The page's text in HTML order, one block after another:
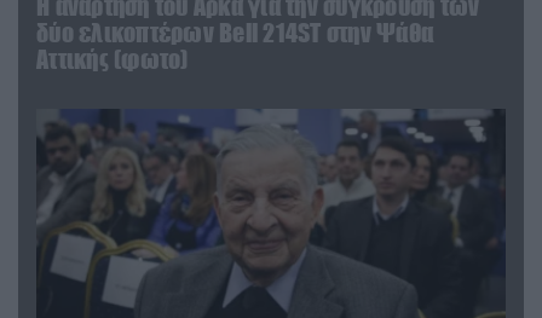
δύο ελικοπτέρων Bell 214ST στην Ψάθα
Αττικής (φωτο)